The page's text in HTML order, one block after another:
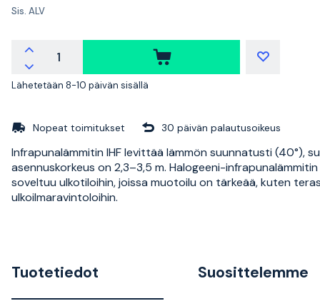
Sis. ALV
Lähetetään 8-10 päivän sisällä
Nopeat toimitukset 30 päivän palautusoikeus
Infrapunalämmitin IHF levittää lämmön suunnatusti (40°),
asennuskorkeus on 2,3–3,5 m. Halogeeni-infrapunalämmitin
soveltuu ulkotiloihin, joissa muotoilu on tärkeää, kuten
ulkoilmaravintoloihin.
Tuotetiedot Suosittelemme